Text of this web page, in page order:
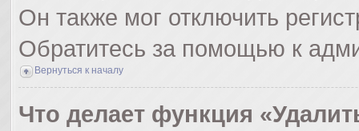
Он также мог отключить
Обратитесь за помощью к
Вернуться к началу
Что делает функция